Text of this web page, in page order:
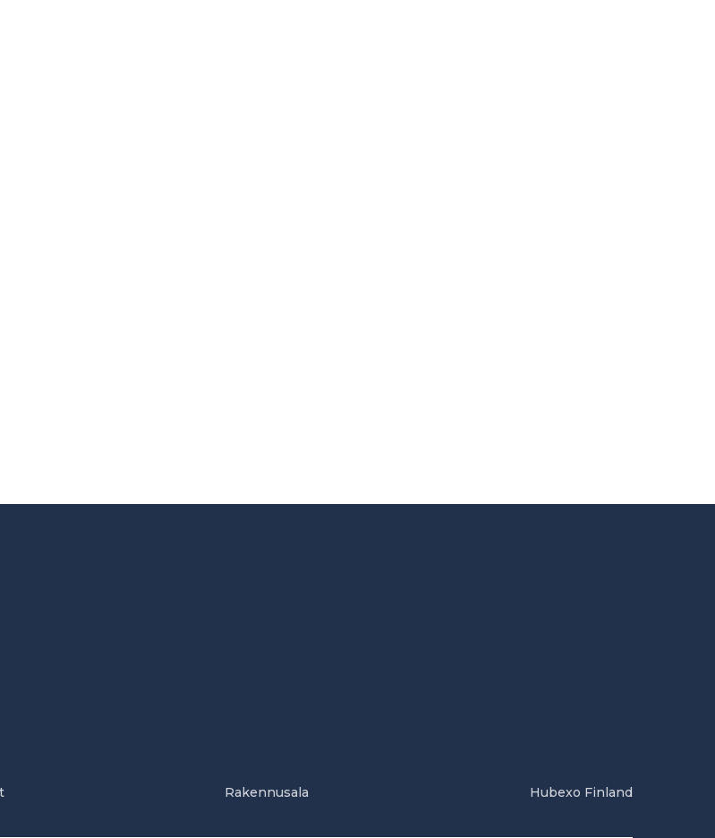
Rakennusala Hubexo Finland